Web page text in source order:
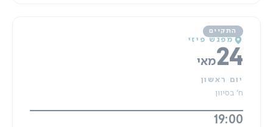
מפגש פיזי
24מאי
יום ראשון
ח' בסיוון
19:00